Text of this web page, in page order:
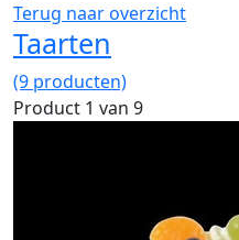
Terug naar overzicht
Taarten
(9 producten)
Product 1 van 9